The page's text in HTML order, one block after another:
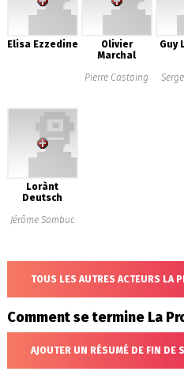
Elisa Ezzedine
Olivier
Marchal
Pierre Castaing
Guy
Lorànt
Deutsch
Jérôme Sambuc
TOUS LES AUTRES ACTEURS LA
Comment se termine La
AJOUTER UN RÉSUMÉ DE FIN DE